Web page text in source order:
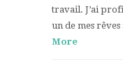
travail. J’ai
un de mes
More